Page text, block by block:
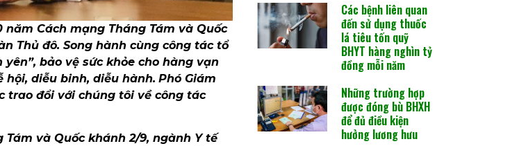
Cách mạng Tháng Tám và Quốc
Thủ đô. Song hành cùng công tác tổ
bảo vệ sức khỏe cho hàng vạn
diễu binh, diễu hành. Phó Giám
trao đổi với chúng tôi về công tác
và Quốc khánh 2/9, ngành Y tế
Các bệnh liên quan
đến sử dụng thuốc
lá tiêu tốn quỹ
BHYT hàng nghìn tỷ
đồng mỗi năm
Những trường hợp
được đóng bù BHXH
để đủ điều kiện
hưởng lương hưu